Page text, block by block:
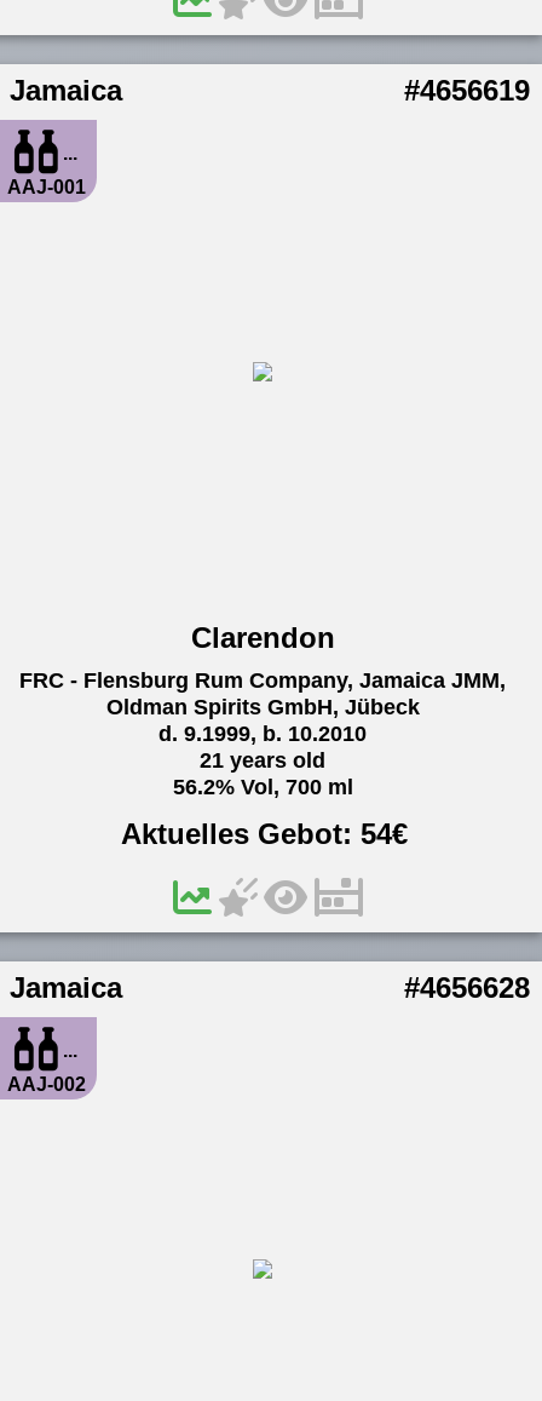
Jamaica #4656619
...
AAJ-001
Clarendon
FRC - Flensburg Rum Company, Jamaica JMM,
Oldman Spirits GmbH, Jübeck
d. 9.1999, b. 10.2010
21 years old
56.2% Vol, 700 ml
Aktuelles Gebot:54€
Jamaica #4656628
...
AAJ-002